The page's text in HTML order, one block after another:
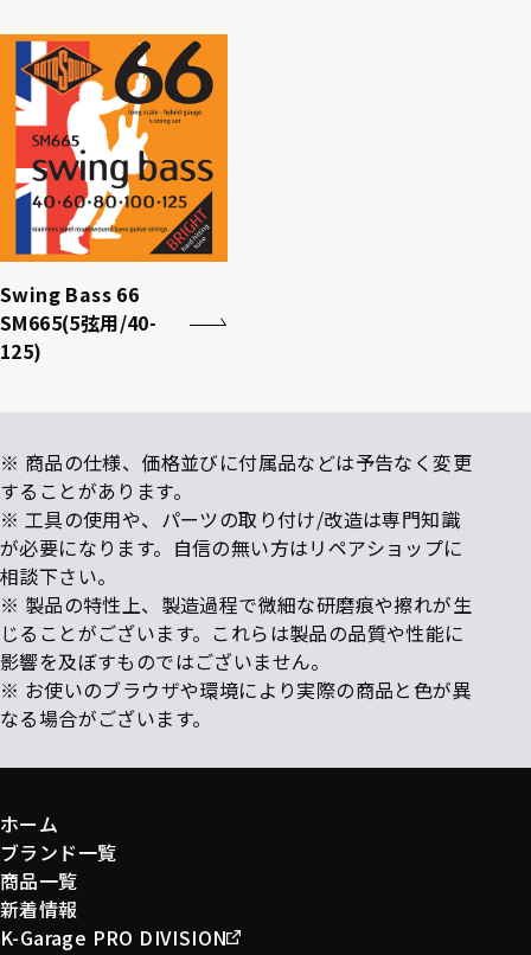
Swing Bass 66
SM665(5弦用/40-
125)
※ 商品の仕様、価格並びに付属品などは予告なく変更
することがあります。
※ 工具の使用や、パーツの取り付け/改造は専門知識
が必要になります。自信の無い方はリペアショップに
相談下さい。
※ 製品の特性上、製造過程で微細な研磨痕や擦れが生
じることがございます。これらは製品の品質や性能に
影響を及ぼすものではございません。
※ お使いのブラウザや環境により実際の商品と色が異
なる場合がございます。
ホーム
ブランド一覧
商品一覧
新着情報
K-Garage PRO DIVISION